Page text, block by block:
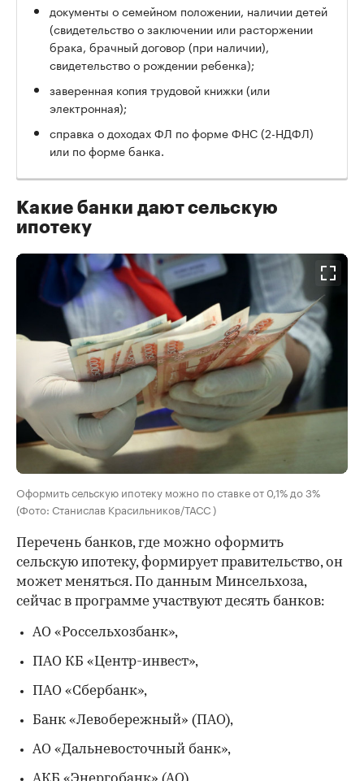
документы о семейном положении, наличии детей
(свидетельство о заключении или расторжении
брака, брачный договор (при наличии),
свидетельство о рождении ребенка);
заверенная копия трудовой книжки (или
электронная);
справка о доходах ФЛ по форме ФНС (2-НДФЛ)
или по форме банка.
Какие банки дают сельскую
ипотеку
Оформить сельскую ипотеку можно по ставке от 0,1% до 3%
(Фото: Станислав Красильников/ТАСС )
Перечень банков, где можно оформить
сельскую ипотеку, формирует правительство, он
может меняться. По данным Минсельхоза,
сейчас в программе участвуют десять банков:
АО «Россельхозбанк»,
ПАО КБ «Центр-инвест»,
ПАО «Сбербанк»,
Банк «Левобережный» (ПАО),
АО «Дальневосточный банк»,